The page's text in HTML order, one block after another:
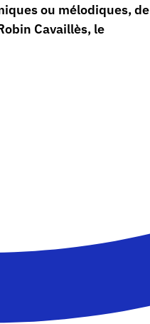
ou mélodiques, de
Cavaillès, le